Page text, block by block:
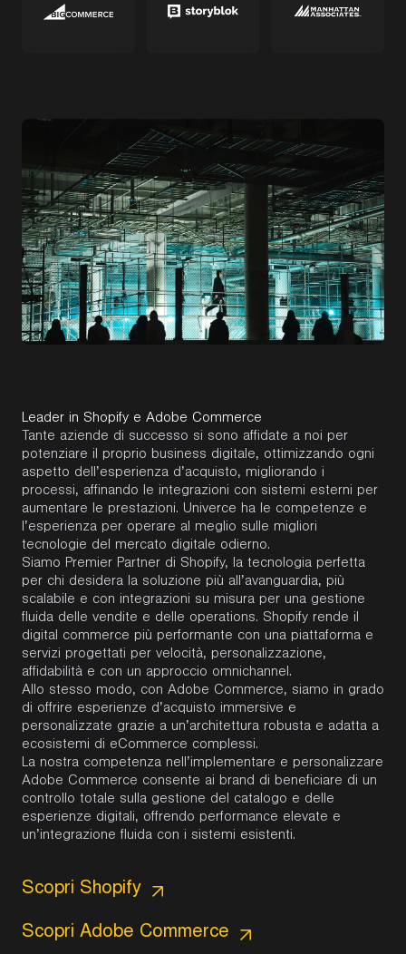
Leader in Shopify e Adobe Commerce
Tante aziende di successo si sono affidate a noi per
potenziare il proprio business digitale, ottimizzando ogni
aspetto dell’esperienza d’acquisto, migliorando i
processi, affinando le integrazioni con sistemi esterni per
aumentare le prestazioni. Univerce ha le competenze e
l’esperienza per operare al meglio sulle migliori
tecnologie del mercato digitale odierno.
Siamo Premier Partner di Shopify, la tecnologia perfetta
per chi desidera la soluzione più all’avanguardia, più
scalabile e con integrazioni su misura per una gestione
fluida delle vendite e delle operations. Shopify rende il
digital commerce più performante con una piattaforma e
servizi progettati per velocità, personalizzazione,
affidabilità e con un approccio omnichannel.
Allo stesso modo, con Adobe Commerce, siamo in grado
di offrire esperienze d’acquisto immersive e
personalizzate grazie a un’architettura robusta e adatta a
ecosistemi di eCommerce complessi.
La nostra competenza nell’implementare e personalizzare
Adobe Commerce consente ai brand di beneficiare di un
controllo totale sulla gestione del catalogo e delle
esperienze digitali, offrendo performance elevate e
un’integrazione fluida con i sistemi esistenti.
Scopri Shopify
Scopri Adobe Commerce